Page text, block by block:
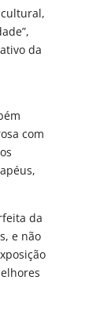
da
com
da
e não